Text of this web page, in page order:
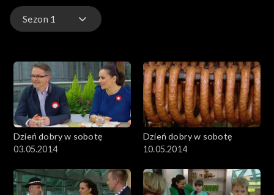
Sezon 1
Dzień dobry w sobotę
03.05.2014
Dzień dobry w sobotę
10.05.2014